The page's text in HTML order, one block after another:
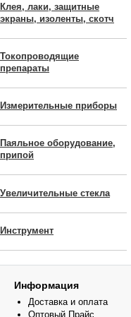
Клея, лаки, защитные
экраны, изоленты, скотч
Токопроводящие
препараты
Измерительные приборы
Паяльное оборудование,
припой
Увеличительные стекла
Инструмент
Информация
Доставка и оплата
Оптовый Прайс